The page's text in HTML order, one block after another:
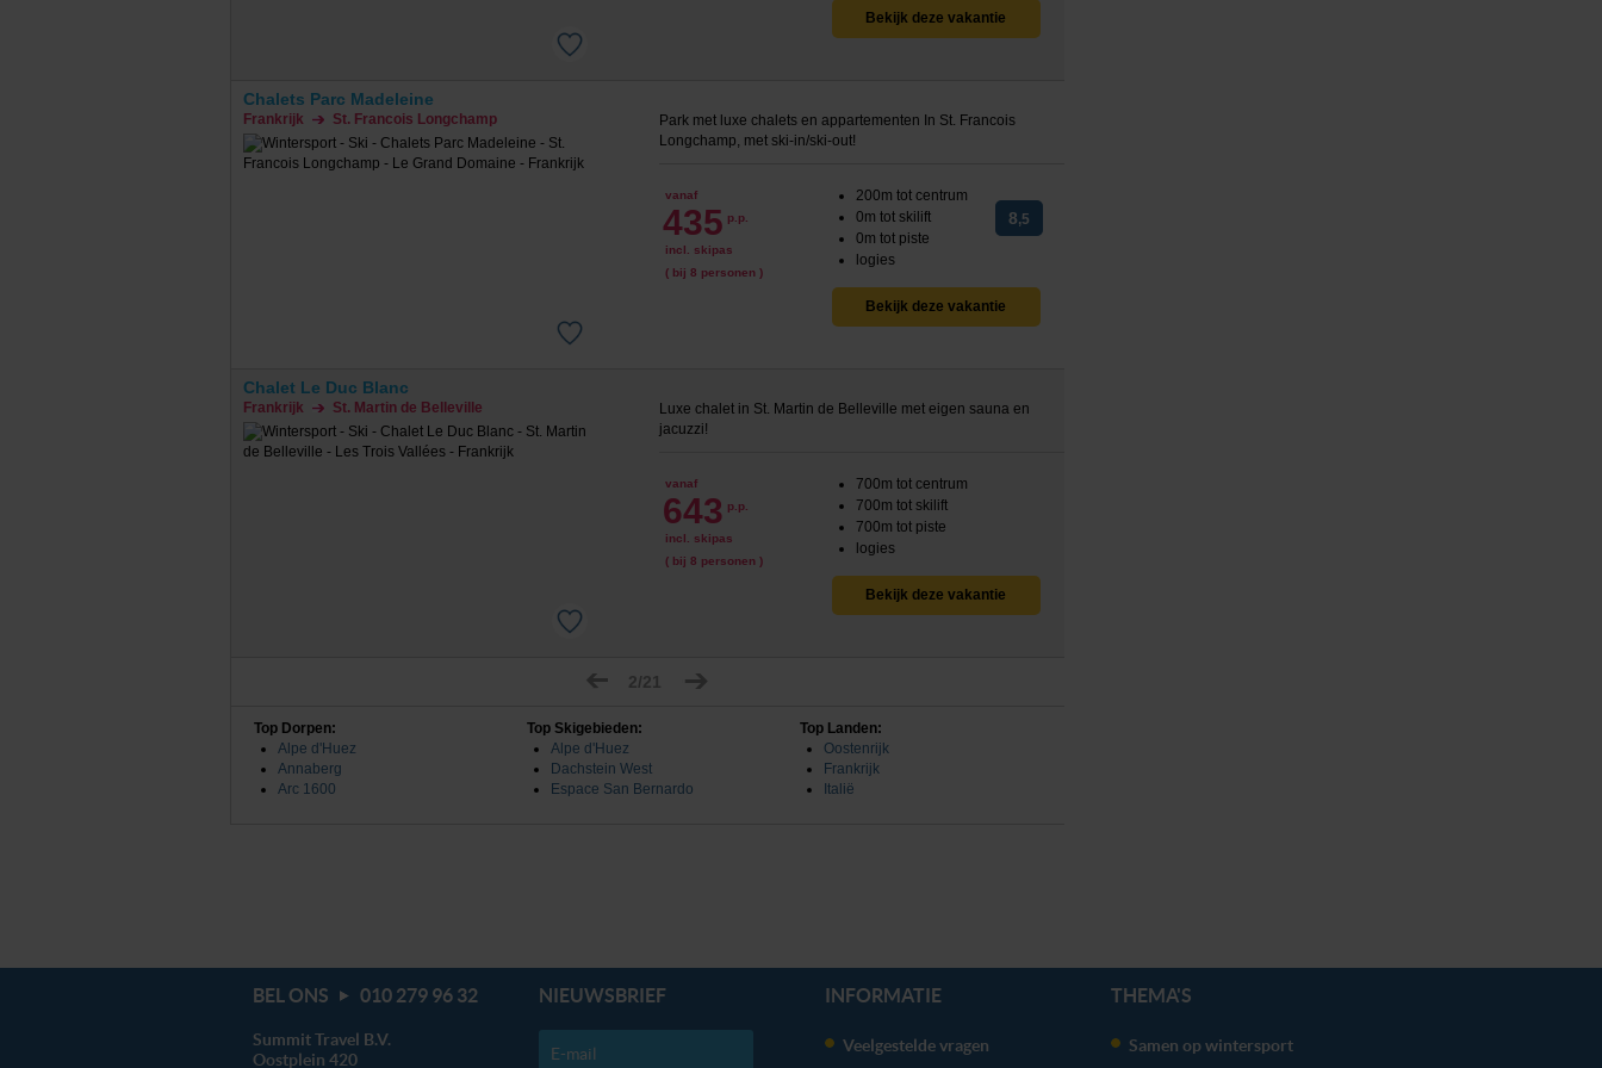
Bekijk deze vakantie
Chalets Parc Madeleine
Frankrijk St. Francois Longchamp
Park met luxe chalets en appartementen In St. Francois
Longchamp, met ski-in/ski-out!
vanaf
435 p.p.
incl. skipas
( bij 8 personen )
200m tot centrum
0m tot skilift
0m tot piste
logies
8,5
Bekijk deze vakantie
Chalet Le Duc Blanc
Frankrijk St. Martin de Belleville
Luxe chalet in St. Martin de Belleville met eigen sauna en
jacuzzi!
vanaf
643 p.p.
incl. skipas
( bij 8 personen )
700m tot centrum
700m tot skilift
700m tot piste
logies
Bekijk deze vakantie
2/21
Top Dorpen:
Alpe d'Huez
Annaberg
Arc 1600
Top Skigebieden:
Alpe d'Huez
Dachstein West
Espace San Bernardo
Top Landen:
Oostenrijk
Frankrijk
Italië
BEL ONS 010 279 96 32
Summit Travel B.V.
Oostplein 420
NIEUWSBRIEF INFORMATIE
Veelgestelde vragen
THEMA'S
Samen op wintersport